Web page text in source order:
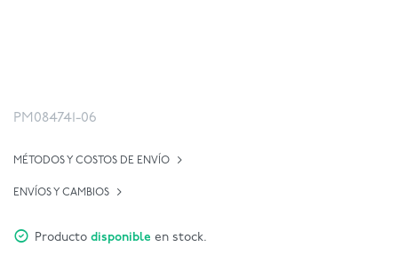
PM084741-06
MÉTODOS Y COSTOS DE ENVÍO
ENVÍOS Y CAMBIOS
Producto disponible en stock.